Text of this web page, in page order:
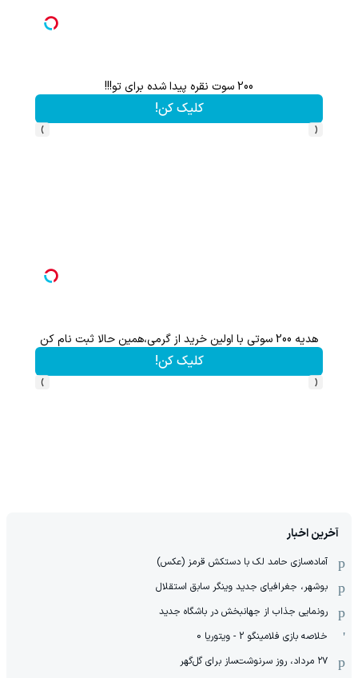
200 سوت نقره پیدا شده برای تو!!!
کلیک کن!
‹
›
هدیه 200 سوتی با اولین خرید از گرمی،همین حالا ثبت نام کن
کلیک کن!
‹
›
آخرین اخبار
آماده‌سازی حامد لک با دستکش قرمز (عکس)
بوشهر، جغرافیای جدید وینگر سابق استقلال
رونمایی جذاب از جهانبخش در باشگاه جدید
خلاصه بازی فلامینگو 2 - ویتوریا 0
۲۷ مرداد، روز سرنوشت‌ساز برای گل‌گهر